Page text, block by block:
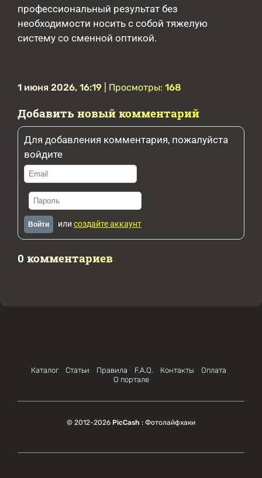
профессиональный результат без
необходимости носить с собой тяжелую
систему со сменной оптикой.
1 июня 2026, 16:19 | Просмотры: 168
Добавить новый комментарий
Для добавления комментария, пожалуйста
войдите
Войти или создайте аккаунт
0 комментариев
Каталог Статьи Правила F.A.Q. Контакты
Оплата
О портале
© 2012-2026 PicCash : Фотолайфхаки